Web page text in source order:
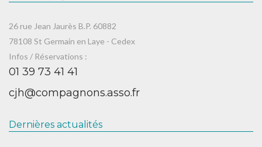
26 rue Jean Jaurès B.P. 60882
78108 St Germain en Laye - Cedex
Infos / Réservations :
01 39 73 41 41
cjh@compagnons.asso.fr
Dernières actualités